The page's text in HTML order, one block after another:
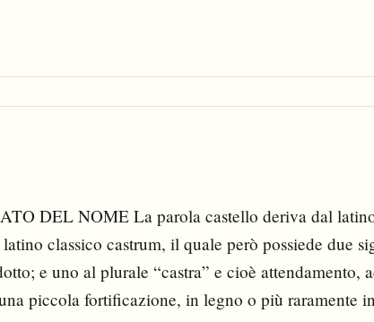
DEL NOME La parola castello deriva dal
classico castrum, il quale però possiede due
e uno al plurale “castra” e cioè attendamento,
piccola fortificazione, in legno o più raramente